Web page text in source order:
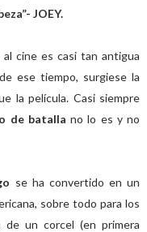
JOEY.
cine es casi tan antigua
ese tiempo, surgiese la
la película. Casi siempre
de batalla no lo es y no
se ha convertido en un
sobre todo para los
de un corcel (en primera